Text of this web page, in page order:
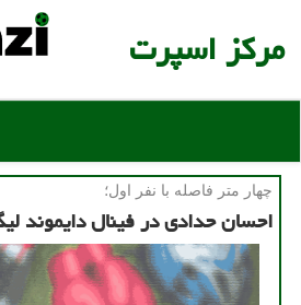
مركز اسپرت
چهار متر فاصله با نفر اول؛
احسان حدادی در فینال